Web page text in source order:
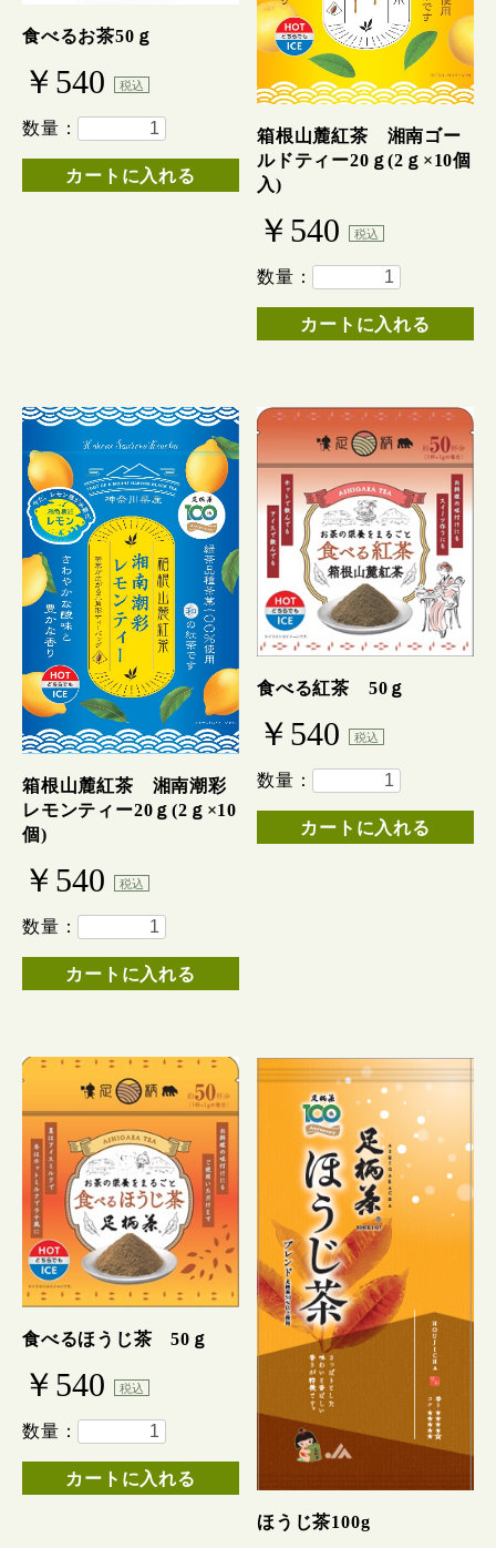
食べるお茶50ｇ
￥540 税込
数量：
カートに入れる
箱根山麓紅茶 湘南ゴー
ルドティー20ｇ(2ｇ×10個
入)
￥540 税込
数量：
カートに入れる
箱根山麓紅茶 湘南潮彩
レモンティー20ｇ(2ｇ×10
個)
￥540 税込
数量：
カートに入れる
食べる紅茶 50ｇ
￥540 税込
数量：
カートに入れる
食べるほうじ茶 50ｇ
￥540 税込
数量：
カートに入れる
ほうじ茶100g
お買い物を続ける カートへ進む